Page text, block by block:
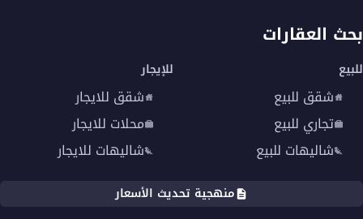
بحث العقارات
للبيع
شقق للبيع
تجاري للبيع
شاليهات للبيع
للإيجار
شقق للايجار
محلات للايجار
شاليهات للايجار
منهجية تحديث الأسعار